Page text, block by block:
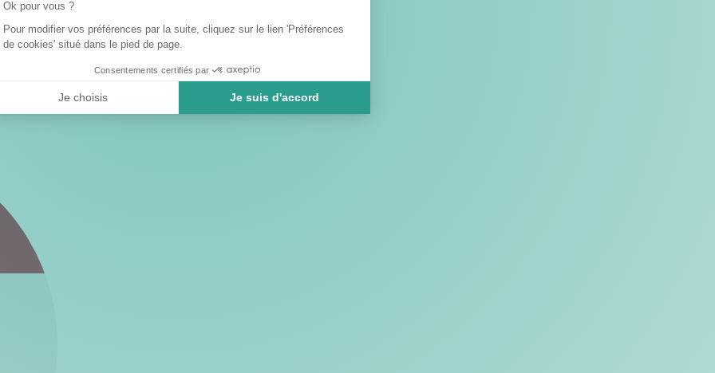
Ok pour vous ?
Pour modifier vos préférences par la suite, cliquez sur le lien 'Préférences
de cookies' situé dans le pied de page.
Consentements certifiés par
Je choisis Je suis d'accord